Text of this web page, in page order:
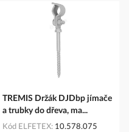
TREMIS Držák DJDbp jímače
a trubky do dřeva, ma...
Kód ELFETEX 10.578.075